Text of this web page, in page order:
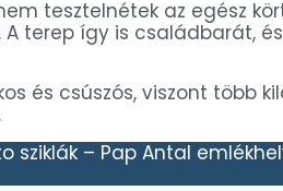
tesztelnétek az egész
. A terep így is családbarát,
és csúszós, viszont több
sziklák – Pap Antal